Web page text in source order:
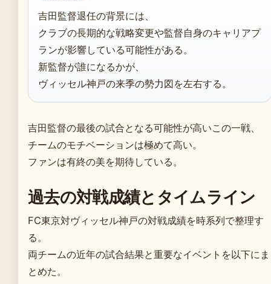
吉田監督退任の背景には、
クラブの長期的な戦略変更や監督自身のキャリアプ
ランが影響している可能性がある。
新監督が誰になるかが、
ヴィッセル神戸の来季の勢力図を左右する。
吉田監督の最後の試合となる可能性が高いこの一戦、
チームのモチベーションは極めて高い。
ファンは有終の美を期待している。
過去の対戦成績とタイムライン
FC東京対ヴィッセル神戸の対戦成績を時系列で整理す
る。
両チームの近年の試合結果と重要なイベントを以下にま
とめた。